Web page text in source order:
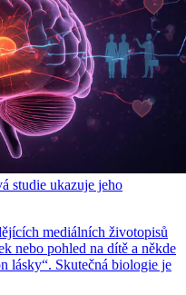
studie ukazuje jeho
mediálních životopisů
nebo pohled na dítě a někde
lásky“. Skutečná biologie je